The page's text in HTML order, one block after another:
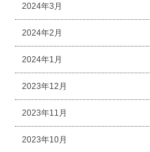
2024年3月
2024年2月
2024年1月
2023年12月
2023年11月
2023年10月